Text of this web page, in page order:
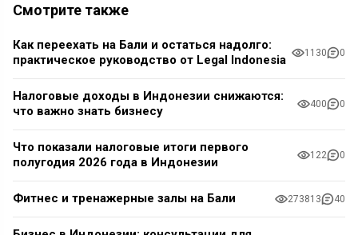
Смотрите также
Как переехать на Бали и остаться надолго:
практическое руководство от Legal Indonesia
1130 0
Налоговые доходы в Индонезии снижаются:
что важно знать бизнесу
400 0
Что показали налоговые итоги первого
полугодия 2026 года в Индонезии
122 0
Фитнес и тренажерные залы на Бали 273813 40